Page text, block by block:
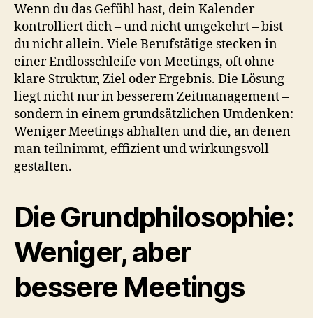
Wenn du das Gefühl hast, dein Kalender
kontrolliert dich – und nicht umgekehrt – bist
du nicht allein. Viele Berufstätige stecken in
einer Endlosschleife von Meetings, oft ohne
klare Struktur, Ziel oder Ergebnis. Die Lösung
liegt nicht nur in besserem Zeitmanagement –
sondern in einem grundsätzlichen Umdenken:
Weniger Meetings abhalten und die, an denen
man teilnimmt, effizient und wirkungsvoll
gestalten.
Die Grundphilosophie:
Weniger, aber
bessere Meetings